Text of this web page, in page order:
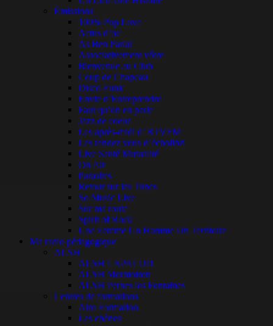
Émissions
100% Pop Love
Actus d’oc
As Ben Parlat
Associativement vôtre
Bienvenue au Club
Coup de Chapeau
Disco Funk
Envie d’Entreprendre
Faut qu’on en parle
Jazz de coeur
Les après-midi d’ RTVFM
Les rendez vous d’écholibri
Live Santé Mutualité
On Air
Parasites
Retour sur les Tubes
So Music Live
Sur ma route
Spirit of Rock
Une Femme Un Homme Un Territoire
Ma radio pédagogique
ALSH
ALSH LAPALUD
ALSH Mormoiron
ALSH Pernes les Fontaines
Centres de formations
Airo Formation
Les chênes